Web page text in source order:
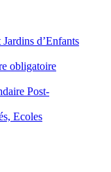
d’Enfants
obligatoire
Post-
Ecoles